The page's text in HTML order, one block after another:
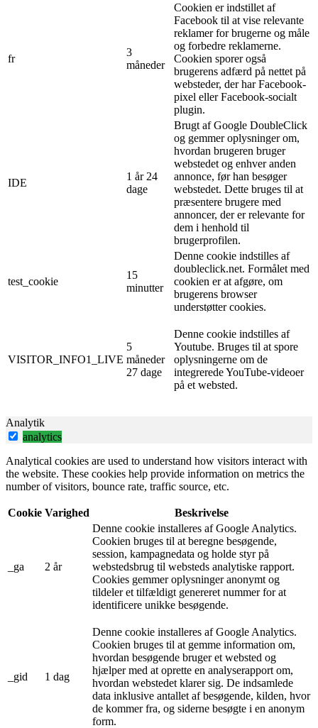
fr
3
måneder
Cookien er indstillet af
Facebook til at vise relevante
reklamer for brugerne og måle
og forbedre reklamerne.
Cookien sporer også
brugerens adfærd på nettet på
websteder, der har Facebook-
pixel eller Facebook-socialt
plugin.
IDE
1 år 24
dage
Brugt af Google DoubleClick
og gemmer oplysninger om,
hvordan brugeren bruger
webstedet og enhver anden
annonce, før han besøger
webstedet. Dette bruges til at
præsentere brugere med
annoncer, der er relevante for
dem i henhold til
brugerprofilen.
test_cookie
15
minutter
Denne cookie indstilles af
doubleclick.net. Formålet med
cookien er at afgøre, om
brugerens browser
understøtter cookies.
VISITOR_INFO1_LIVE
5
måneder
27 dage
Denne cookie indstilles af
Youtube. Bruges til at spore
oplysningerne om de
integrerede YouTube-videoer
på et websted.
Analytik
analytics
Analytical cookies are used to understand how visitors interact with
the website. These cookies help provide information on metrics the
number of visitors, bounce rate, traffic source, etc.
Cookie Varighed Beskrivelse
_ga 2 år
Denne cookie installeres af Google Analytics.
Cookien bruges til at beregne besøgende,
session, kampagnedata og holde styr på
webstedsbrug til websteds analytiske rapport.
Cookies gemmer oplysninger anonymt og
tildeler et tilfældigt genereret nummer for at
identificere unikke besøgende.
_gid 1 dag
Denne cookie installeres af Google Analytics.
Cookien bruges til at gemme information om,
hvordan besøgende bruger et websted og
hjælper med at oprette en analyserapport om,
hvordan webstedet klarer sig. De indsamlede
data inklusive antallet af besøgende, kilden, hvor
de kommer fra, og siderne besøgte i en anonym
form.